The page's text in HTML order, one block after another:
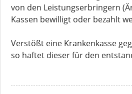
von den Leistungserbringern
Kassen bewilligt oder bezahlt
Verstößt eine Krankenkasse
so haftet dieser für den